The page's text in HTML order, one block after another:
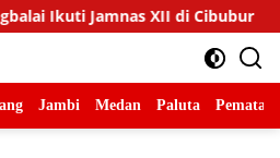
XII di Cibubur Beban
Jambi Medan Paluta